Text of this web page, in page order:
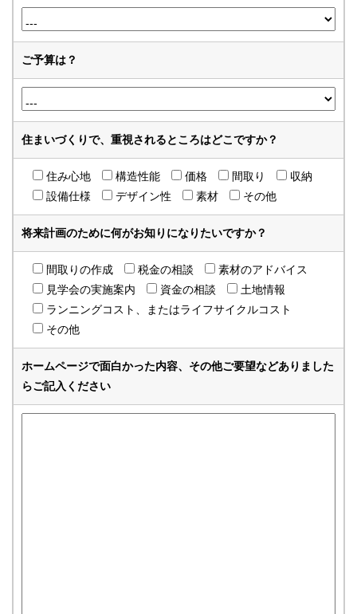
ご予算は？
住まいづくりで、重視されるところはどこですか？
住み心地 構造性能 価格 間取り
収納
設備仕様
デザイン性 素材 その他
将来計画のために何がお知りになりたいですか？
間取りの作成 税金の相談
素材のアドバイス
見学会の実施案内
資金の相談
土地情報
ランニングコスト、またはライフサイクルコスト
その他
ホームページで面白かった内容、その他ご要望などありました
らご記入ください